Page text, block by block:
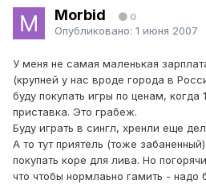
Morbid 0
Опубликовано: 1 июня 2007
У меня не самая маленькая
(крупней у нас вроде города в
буду покупать игры по ценам, когда
приставка. Это грабеж.
Буду играть в сингл, хренли еще
А то тут приятель (тоже
покупать коре для лива. Но
что чтобы нормлаьно гамить - надо